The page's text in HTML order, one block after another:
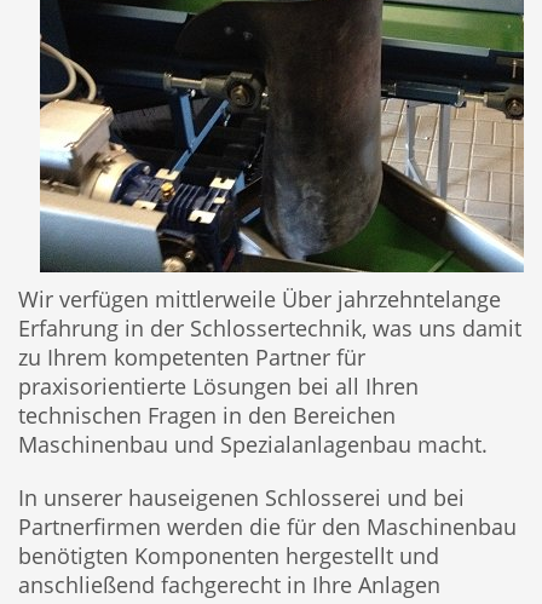
Wir verfügen mittlerweile Über jahrzehntelange
Erfahrung in der Schlossertechnik, was uns damit
zu Ihrem kompetenten Partner für
praxisorientierte Lösungen bei all Ihren
technischen Fragen in den Bereichen
Maschinenbau und Spezialanlagenbau macht.
In unserer hauseigenen Schlosserei und bei
Partnerfirmen werden die für den Maschinenbau
benötigten Komponenten hergestellt und
anschließend fachgerecht in Ihre Anlagen